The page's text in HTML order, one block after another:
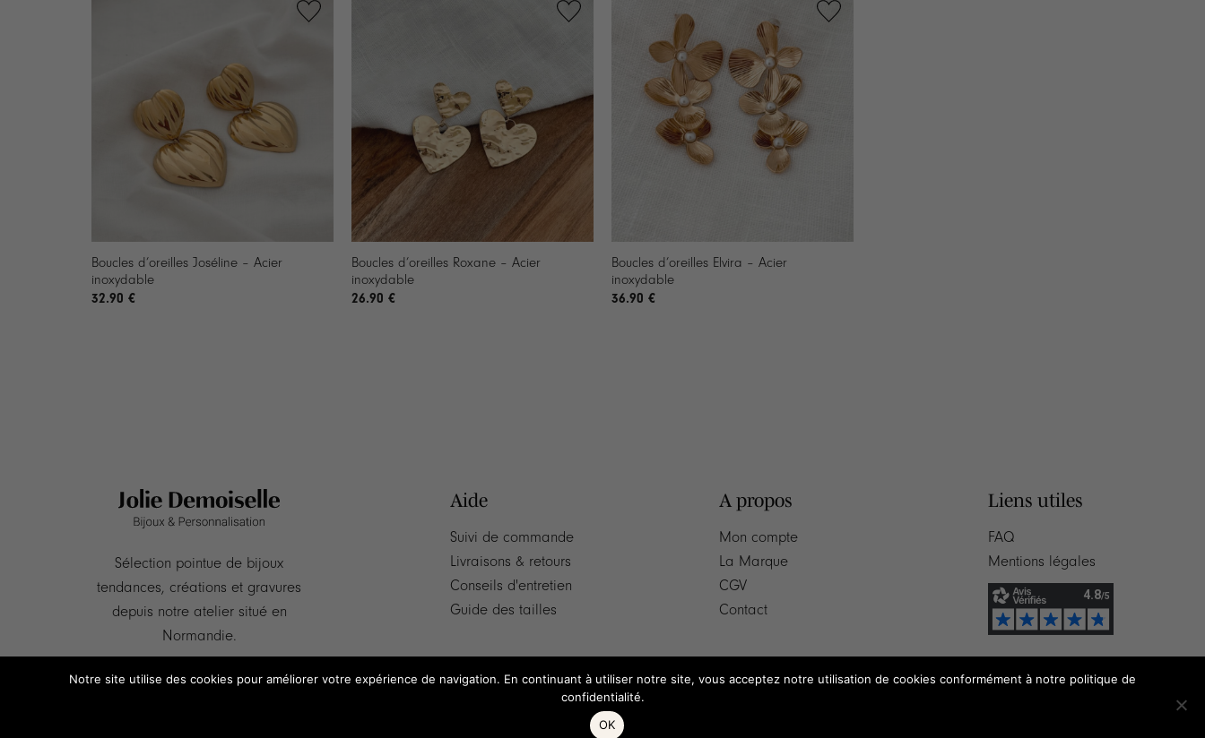
Boucles d’oreilles Joséline – Acier
inoxydable
32.90 €
+
Boucles d’oreilles Roxane – Acier
inoxydable
26.90 €
Boucles d’oreilles Elvira – Acier
inoxydable
36.90 €
Sélection pointue de bijoux
tendances, créations et gravures
depuis notre atelier situé en
Normandie.
Aide
Suivi de commande
Livraisons & retours
Conseils d'entretien
Guide des tailles
A propos
Mon compte
La Marque
CGV
Contact
Liens utiles
FAQ
Mentions légales
Notre site utilise des cookies pour améliorer votre expérience de navigation. En continuant à utiliser notre site, vous acceptez notre utilisation de cookies conformément à notre politique de
confidentialité.
OK